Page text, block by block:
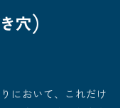
穴）
において、これだけ